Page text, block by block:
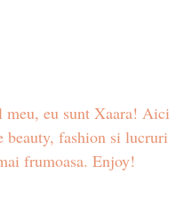
eu sunt Xaara! Aici
beauty, fashion si lucruri
frumoasa. Enjoy!